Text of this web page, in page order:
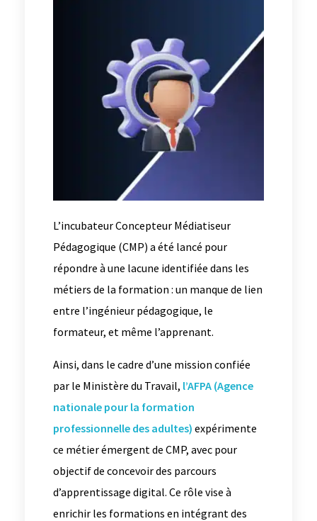
L’incubateur Concepteur Médiatiseur
Pédagogique (CMP) a été lancé pour
répondre à une lacune identifiée dans les
métiers de la formation : un manque de lien
entre l’ingénieur pédagogique, le
formateur, et même l’apprenant.
Ainsi, dans le cadre d’une mission confiée
par le Ministère du Travail, l’AFPA (Agence
nationale pour la formation
professionnelle des adultes) expérimente
ce métier émergent de CMP, avec pour
objectif de concevoir des parcours
d’apprentissage digital. Ce rôle vise à
enrichir les formations en intégrant des